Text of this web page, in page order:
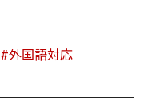
#外国語対応